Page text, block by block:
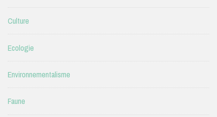
Culture
Ecologie
Environnementalisme
Faune